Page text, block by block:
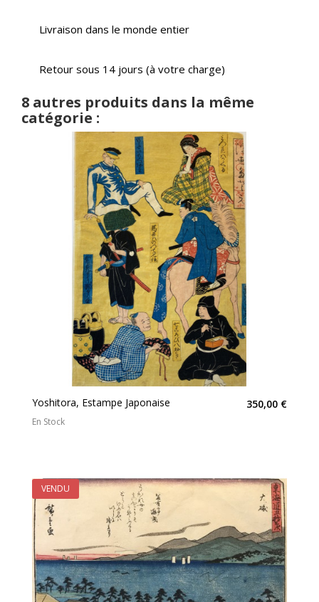
Livraison dans le monde entier
Retour sous 14 jours (à votre charge)
8 autres produits dans la même
catégorie :
Yoshitora, Estampe Japonaise 350,00 €
En Stock
VENDU